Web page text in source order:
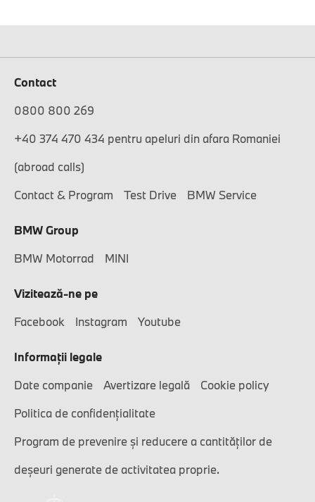
Contact
0800 800 269
+40 374 470 434 pentru apeluri din afara Romaniei
(abroad calls)
Contact & Program
Test Drive BMW Service
BMW Group
BMW Motorrad
MINI
Vizitează-ne pe
Facebook
Instagram Youtube
Informaţii legale
Date companie
Avertizare legală
Cookie policy
Politica de confidențialitate
Program de prevenire și reducere a cantităților de
deșeuri generate de activitatea proprie.